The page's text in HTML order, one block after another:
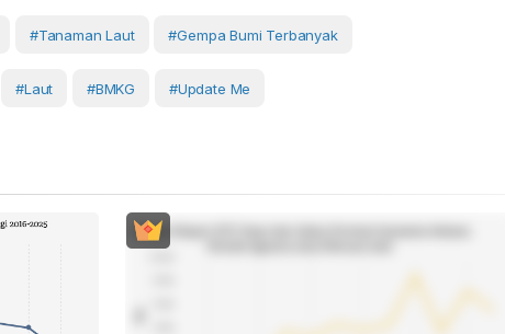
#tanaman Laut #gempa Bumi Terbanyak
#Laut #BMKG #Update Me